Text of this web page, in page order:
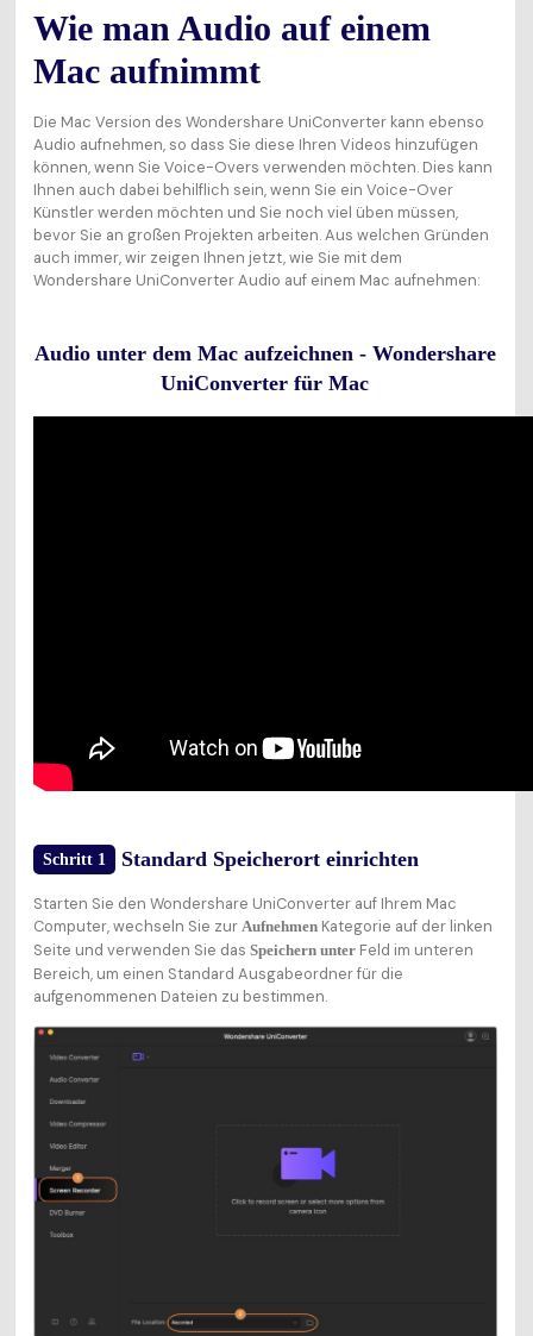
Wie man Audio auf einem
Mac aufnimmt
Die Mac Version des Wondershare UniConverter kann ebenso
Audio aufnehmen, so dass Sie diese Ihren Videos hinzufügen
können, wenn Sie Voice-Overs verwenden möchten. Dies kann
Ihnen auch dabei behilflich sein, wenn Sie ein Voice-Over
Künstler werden möchten und Sie noch viel üben müssen,
bevor Sie an großen Projekten arbeiten. Aus welchen Gründen
auch immer, wir zeigen Ihnen jetzt, wie Sie mit dem
Wondershare UniConverter Audio auf einem Mac aufnehmen:
Audio unter dem Mac aufzeichnen - Wondershare
UniConverter für Mac
Schritt 1 Standard Speicherort einrichten
Starten Sie den Wondershare UniConverter auf Ihrem Mac
Computer, wechseln Sie zur AufnehmenKategorie auf der linken
Seite und verwenden Sie das Speichern unterFeld im unteren
Bereich, um einen Standard Ausgabeordner für die
aufgenommenen Dateien zu bestimmen.